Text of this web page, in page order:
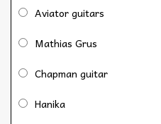
Aviator guitars
Mathias Grus
Chapman guitar
Hanika